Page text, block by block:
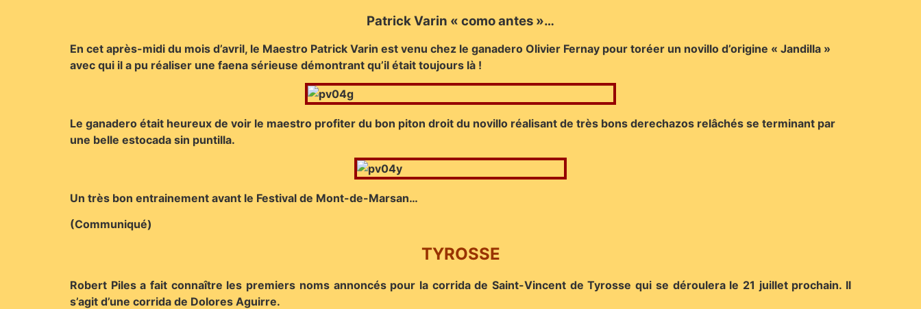
Patrick Varin « como antes »…
En cet après-midi du mois d’avril, le Maestro Patrick Varin est venu chez le ganadero Olivier Fernay pour toréer un novillo d’origine « Jandilla »
avec qui il a pu réaliser une faena sérieuse démontrant qu’il était toujours là !
Le ganadero était heureux de voir le maestro profiter du bon piton droit du novillo réalisant de très bons derechazos relâchés se terminant par
une belle estocada sin puntilla.
Un très bon entrainement avant le Festival de Mont-de-Marsan…
(Communiqué)
TYROSSE
Robert Piles a fait connaître les premiers noms annoncés pour la corrida de Saint-Vincent de Tyrosse qui se déroulera le 21 juillet prochain. Il
s’agit d’une corrida de Dolores Aguirre.